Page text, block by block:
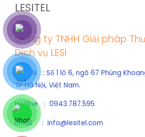
LESITEL
Công ty TNHH Giải pháp
Dịch vụ LESI
Địa chỉ : Số 1 lô 6, ngõ 67 Phùng
TP Hà Nội, Việt Nam.
Hotline : 0943.787.595
Email : info@lesitel.com